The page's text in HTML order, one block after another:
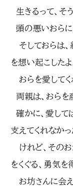
生きるって、そう
頭の悪いおらに
そしておらは、
を想い起こしたよ
おらを愛してく
両親は、おらを
確かに、愛して
支えてくれなかっ
けれど、そのお
をくぐる、勇気を
お坊さんに会え